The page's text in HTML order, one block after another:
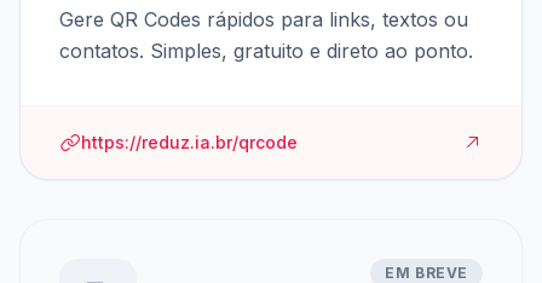
Gere QR Codes rápidos para links, textos ou
contatos. Simples, gratuito e direto ao ponto.
https://reduz.ia.br/qrcode
EM BREVE